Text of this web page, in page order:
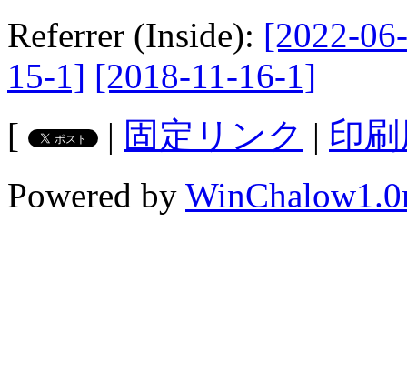
Referrer (Inside): [2022-
15-1] [2018-11-16-1]
[
| 固定リンク | 印
Powered by